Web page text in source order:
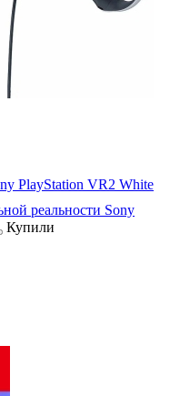
PlayStation VR2 White
реальности Sony
Купили